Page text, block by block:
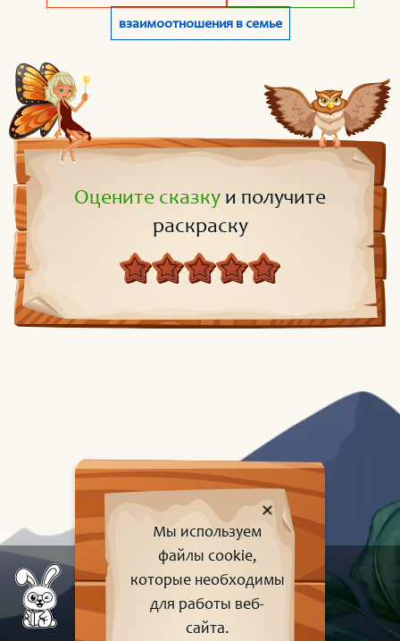
взаимоотношения в семье
Оцените сказку и получите
раскраску
Мы используем
файлы cookie,
которые необходимы
для работы веб-
сайта.